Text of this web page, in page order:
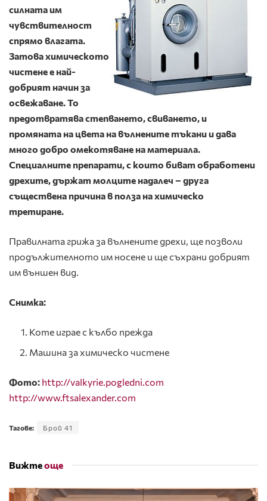
силната им
чувствителност
спрямо влагата.
Затова химическото
чистене е най-
добрият начин за
освежаване. То
предотвратява степването, свиването, и
промяната на цвета на вълнените тъкани и дава
много добро омекотяване на материала.
Специалните препарати, с които биват обработени
дрехите, държат молците надалеч – друга
съществена причина в полза на химическо
третиране.
Правилната грижа за вълнените дрехи, ще позволи
продължителното им носене и ще съхрани добрият
им външен вид.
Снимка:
Коте играе с кълбо прежда
Машина за химическо чистене
Фото: http://valkyrie.pogledni.com
http://www.ftsalexander.com
Тагове: Брой 41
Вижтеоще